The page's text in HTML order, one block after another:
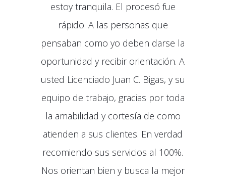
estoy tranquila. El procesó fue
rápido. A las personas que
pensaban como yo deben darse la
oportunidad y recibir orientación. A
usted Licenciado Juan C. Bigas, y su
equipo de trabajo, gracias por toda
la amabilidad y cortesía de como
atienden a sus clientes. En verdad
recomiendo sus servicios al 100%.
Nos orientan bien y busca la mejor